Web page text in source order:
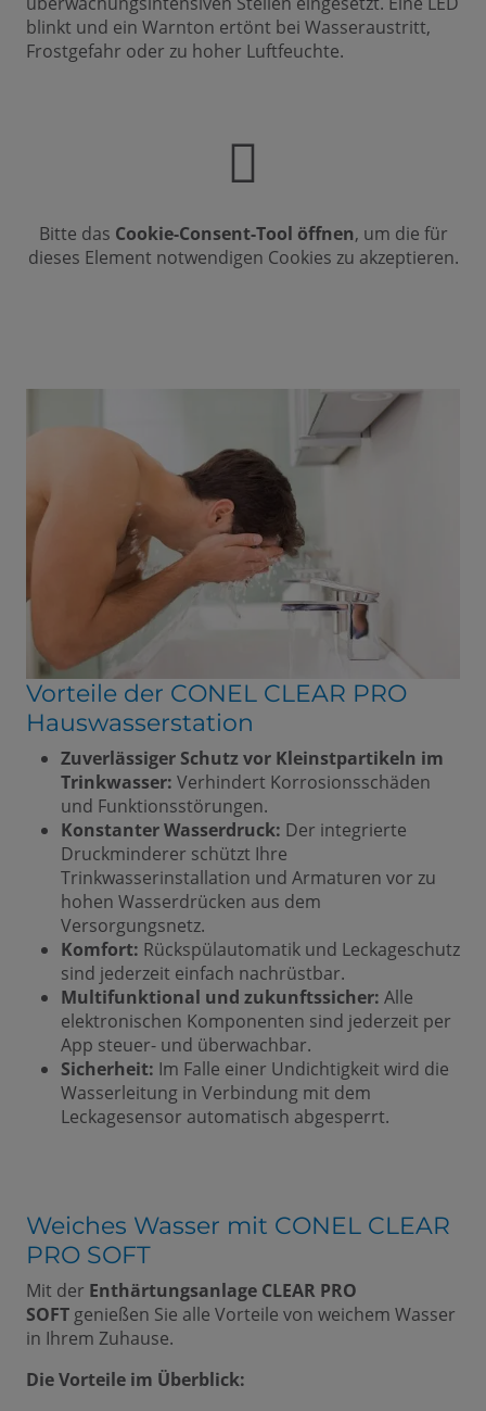
blinkt und ein Warnton ertönt bei Wasseraustritt,
Frostgefahr oder zu hoher Luftfeuchte.
Bitte das Cookie-Consent-Tool öffnen, um die für
dieses Element notwendigen Cookies zu akzeptieren.
Vorteile der CONEL CLEAR PRO
Hauswasserstation
Zuverlässiger Schutz vor Kleinstpartikeln im
Trinkwasser: Verhindert Korrosionsschäden
und Funktionsstörungen.
Konstanter Wasserdruck: Der integrierte
Druckminderer schützt Ihre
Trinkwasserinstallation und Armaturen vor zu
hohen Wasserdrücken aus dem
Versorgungsnetz.
Komfort: Rückspülautomatik und Leckageschutz
sind jederzeit einfach nachrüstbar.
Multifunktional und zukunftssicher: Alle
elektronischen Komponenten sind jederzeit per
App steuer- und überwachbar.
Sicherheit: Im Falle einer Undichtigkeit wird die
Wasserleitung in Verbindung mit dem
Leckagesensor automatisch abgesperrt.
Weiches Wasser mit CONEL CLEAR
PRO SOFT
Mit der Enthärtungsanlage CLEAR PRO
SOFT genießen Sie alle Vorteile von weichem Wasser
in Ihrem Zuhause.
Die Vorteile im Überblick: